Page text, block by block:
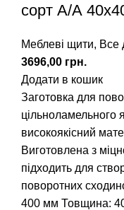
сорт А/А
Меблеві щити, Все
грн.
Додати в кошик
Заготовка для
високоякісний
Виготовлена з
підходить для
поворотних
400 мм Товщина: